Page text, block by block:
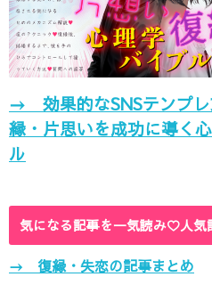
→ 効果的なSNSテンプレ
縁・片思いを成功に導く
ル
気になる記事を一気読み♡人気
→ 復縁・失恋の記事まとめ